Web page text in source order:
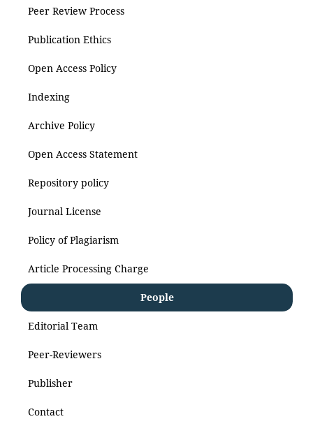
Peer Review Process
Publication Ethics
Open Access Policy
Indexing
Archive Policy
Open Access Statement
Repository policy
Journal License
Policy of Plagiarism
Article Processing Charge
People
Editorial Team
Peer-Reviewers
Publisher
Contact